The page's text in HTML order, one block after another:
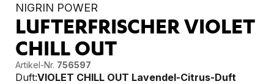
NIGRIN POWER
LUFTERFRISCHER VIOLET
CHILL OUT
Artikel-Nr. 756597
Duft:VIOLET CHILL OUT Lavendel-Citrus-Duft